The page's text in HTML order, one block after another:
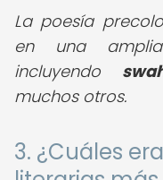
La poesía
en una
incluyendo
muchos otros.
3. ¿Cuáles